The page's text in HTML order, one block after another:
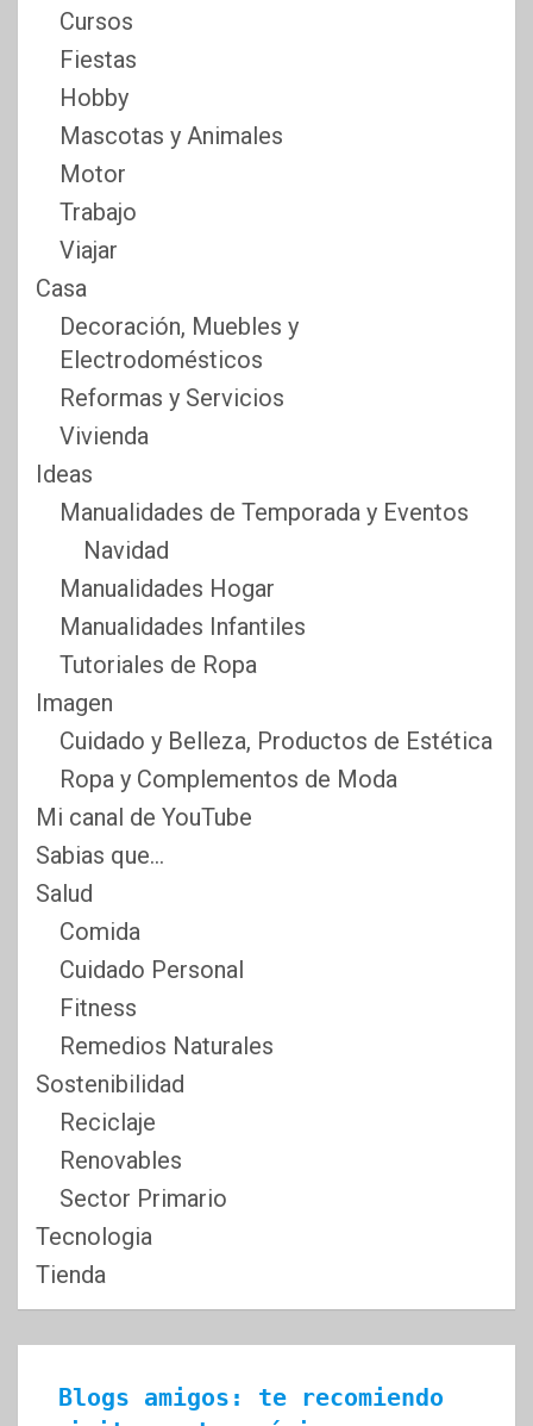
Cursos
Fiestas
Hobby
Mascotas y Animales
Motor
Trabajo
Viajar
Casa
Decoración, Muebles y
Electrodomésticos
Reformas y Servicios
Vivienda
Ideas
Manualidades de Temporada y Eventos
Navidad
Manualidades Hogar
Manualidades Infantiles
Tutoriales de Ropa
Imagen
Cuidado y Belleza, Productos de Estética
Ropa y Complementos de Moda
Mi canal de YouTube
Sabias que…
Salud
Comida
Cuidado Personal
Fitness
Remedios Naturales
Sostenibilidad
Reciclaje
Renovables
Sector Primario
Tecnologia
Tienda
Blogs amigos: te recomiendo